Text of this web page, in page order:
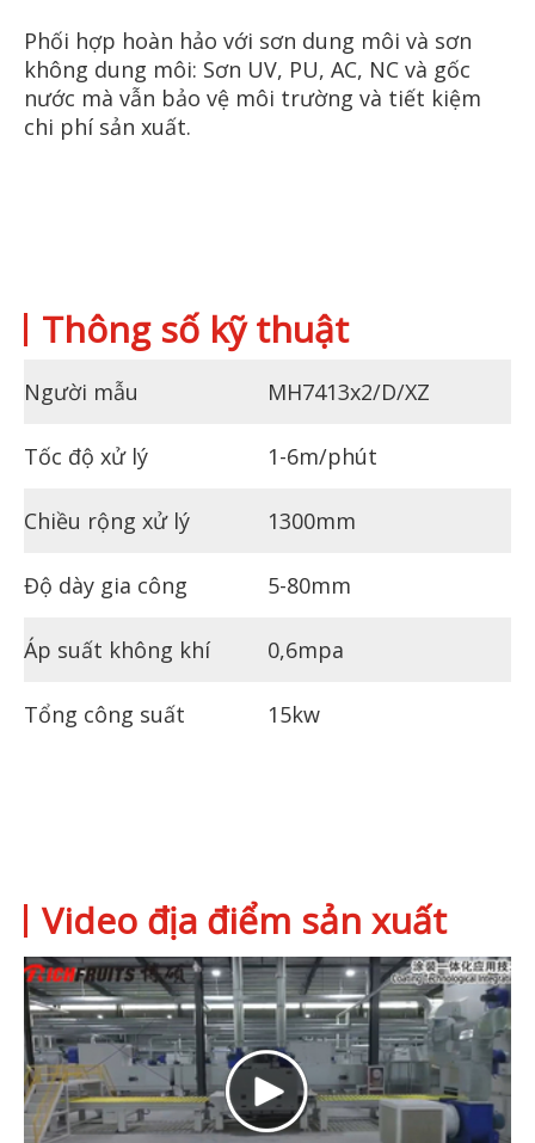
Phối hợp hoàn hảo với sơn dung môi và sơn
không dung môi: Sơn UV, PU, ​​AC, NC và gốc
nước mà vẫn bảo vệ môi trường và tiết kiệm
chi phí sản xuất.
Thông số kỹ thuật
Người mẫu MH7413x2/D/XZ
Tốc độ xử lý 1-6m/phút
Chiều rộng xử lý 1300mm
Độ dày gia công 5-80mm
Áp suất không khí 0,6mpa
Tổng công suất 15kw
Video địa điểm sản xuất